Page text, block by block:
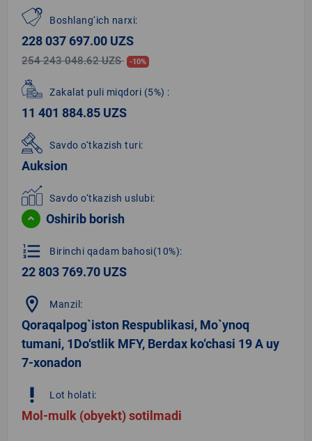
Boshlang‘ich narxi:
228 037 697.00 UZS
254 243 048.62 UZS -10%
Zakalat puli miqdori (5%) :
11 401 884.85 UZS
Savdo o‘tkazish turi:
Auksion
Savdo o‘tkazish uslubi:
Oshirib borish
format_list_numbered Birinchi qadam bahosi(10%):
22 803 769.70 UZS
location_on Manzil:
Qoraqalpog`iston Respublikasi, Mo`ynoq
tumani, 1Do‘stlik MFY, Berdax ko‘chasi 19 A uy
7-xonadon
priority_high Lot holati:
Mol-mulk (obyekt) sotilmadi